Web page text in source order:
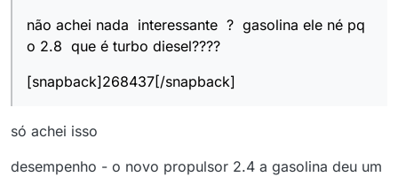
não achei nada interessante ? gasolina ele né pq
o 2.8 que é turbo diesel????
[snapback]268437[/snapback]
só achei isso
desempenho - o novo propulsor 2.4 a gasolina deu um